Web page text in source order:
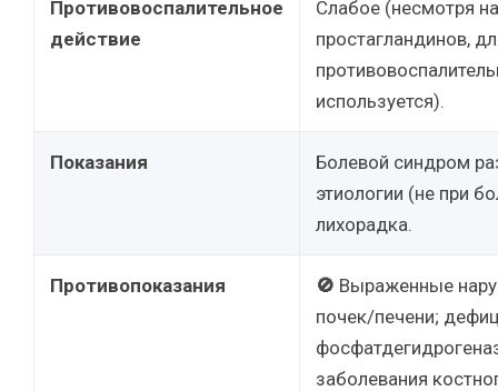
Противовоспалительное
действие
Слабое (несмотря
простагландинов,
используется).
Показания
Болевой синдром
этиологии (не при
лихорадка.
Противопоказания 🚫 Выраженные
почек/печени;
заболевания